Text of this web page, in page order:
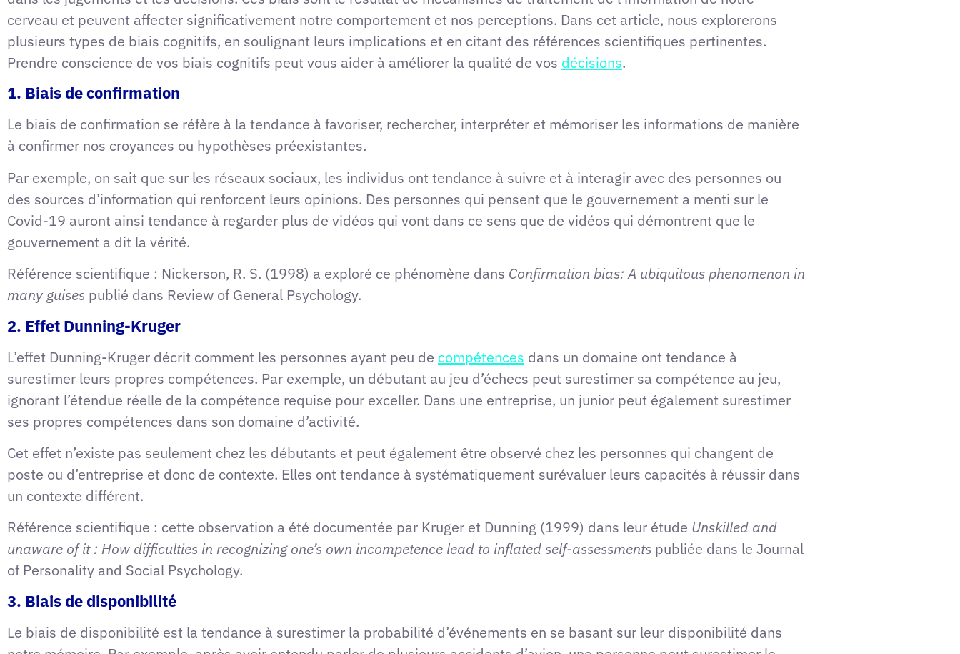
cerveau et peuvent affecter significativement notre comportement et nos perceptions. Dans cet article, nous explorerons
plusieurs types de biais cognitifs, en soulignant leurs implications et en citant des références scientifiques pertinentes.
Prendre conscience de vos biais cognitifs peut vous aider à améliorer la qualité de vos décisions.
1. Biais de confirmation
Le biais de confirmation se réfère à la tendance à favoriser, rechercher, interpréter et mémoriser les informations de manière
à confirmer nos croyances ou hypothèses préexistantes.
Par exemple, on sait que sur les réseaux sociaux, les individus ont tendance à suivre et à interagir avec des personnes ou
des sources d’information qui renforcent leurs opinions. Des personnes qui pensent que le gouvernement a menti sur le
Covid-19 auront ainsi tendance à regarder plus de vidéos qui vont dans ce sens que de vidéos qui démontrent que le
gouvernement a dit la vérité.
Référence scientifique : Nickerson, R. S. (1998) a exploré ce phénomène dans Confirmation bias: A ubiquitous phenomenon in
many guises publié dans Review of General Psychology.
2. Effet Dunning-Kruger
L’effet Dunning-Kruger décrit comment les personnes ayant peu de compétences dans un domaine ont tendance à
surestimer leurs propres compétences. Par exemple, un débutant au jeu d’échecs peut surestimer sa compétence au jeu,
ignorant l’étendue réelle de la compétence requise pour exceller. Dans une entreprise, un junior peut également surestimer
ses propres compétences dans son domaine d’activité.
Cet effet n’existe pas seulement chez les débutants et peut également être observé chez les personnes qui changent de
poste ou d’entreprise et donc de contexte. Elles ont tendance à systématiquement surévaluer leurs capacités à réussir dans
un contexte différent.
Référence scientifique : cette observation a été documentée par Kruger et Dunning (1999) dans leur étude Unskilled and
unaware of it : How difficulties in recognizing one’s own incompetence lead to inflated self-assessments publiée dans le Journal
of Personality and Social Psychology.
3. Biais de disponibilité
Le biais de disponibilité est la tendance à surestimer la probabilité d’événements en se basant sur leur disponibilité dans